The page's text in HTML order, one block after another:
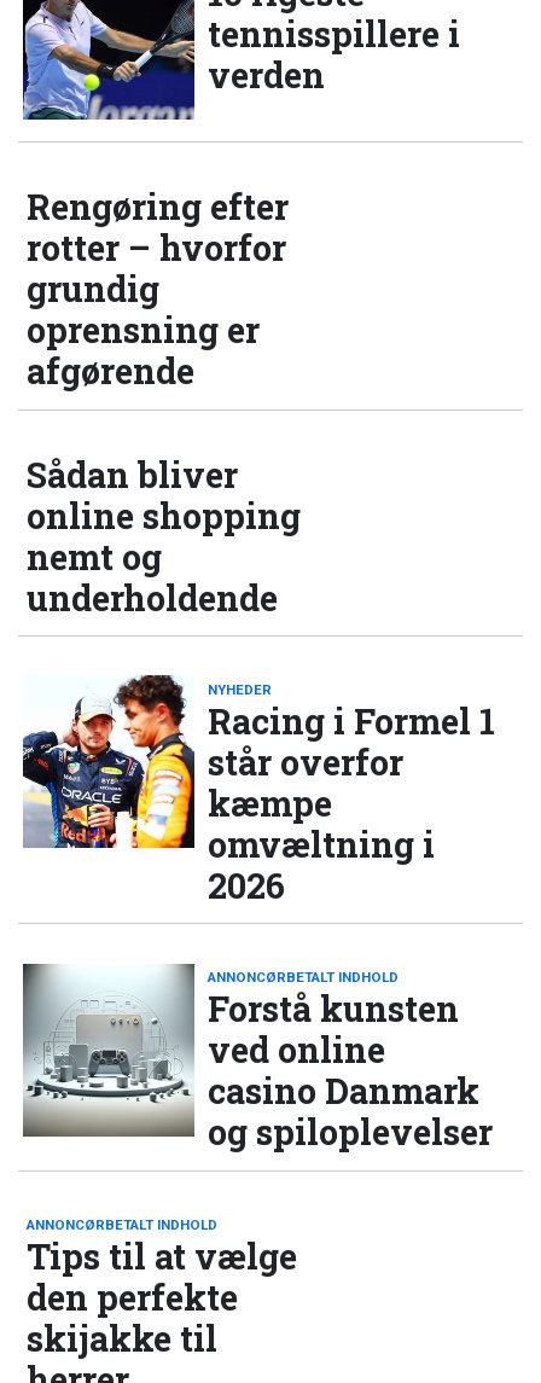
tennisspillere i
verden
Rengøring efter
rotter – hvorfor
grundig
oprensning er
afgørende
Sådan bliver
online shopping
nemt og
underholdende
NYHEDER
Racing i Formel 1
står overfor
kæmpe
omvæltning i
2026
ANNONCØRBETALT INDHOLD
Forstå kunsten
ved online
casino Danmark
og spiloplevelser
ANNONCØRBETALT INDHOLD
Tips til at vælge
den perfekte
skijakke til